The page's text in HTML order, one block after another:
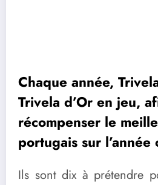
Chaque année,
Trivela d’Or en jeu,
récompenser le
portugais sur l’année
Ils sont dix à prétendre